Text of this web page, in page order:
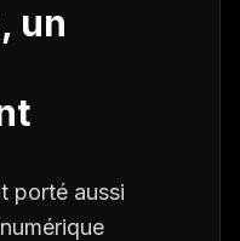
un
porté aussi